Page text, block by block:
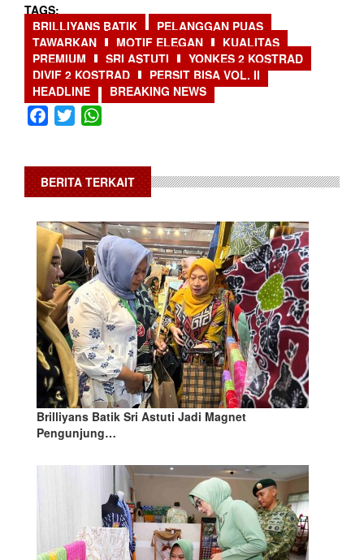
TAGS
BRILLIYANS BATIK
PELANGGAN PUAS
TAWARKAN
MOTIF ELEGAN
KUALITAS
PREMIUM
SRI ASTUTI
YONKES 2 KOSTRAD
DIVIF 2 KOSTRAD
PERSIT BISA VOL. II
HEADLINE
BREAKING NEWS
Facebook
Twitter
BERITA TERKAIT
Brilliyans Batik Sri Astuti Jadi Magnet
Pengunjung…